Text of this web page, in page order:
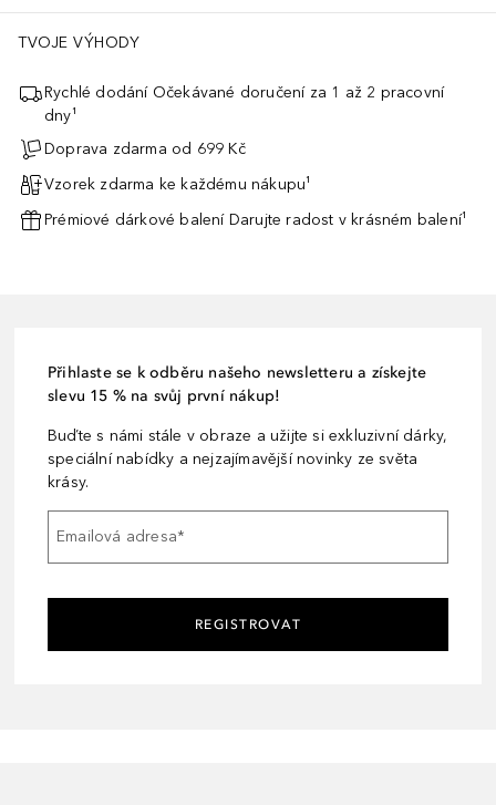
TVOJE VÝHODY
Rychlé dodání Očekávané doručení za 1 až 2 pracovní
dny¹
Doprava zdarma od 699 Kč
Vzorek zdarma ke každému nákupu¹
Prémiové dárkové balení Darujte radost v krásném balení¹
Přihlaste se k odběru našeho newsletteru a získejte
slevu 15 % na svůj první nákup!
Buďte s námi stále v obraze a užijte si exkluzivní dárky,
speciální nabídky a nejzajímavější novinky ze světa
krásy.
Emailová adresa*
REGISTROVAT